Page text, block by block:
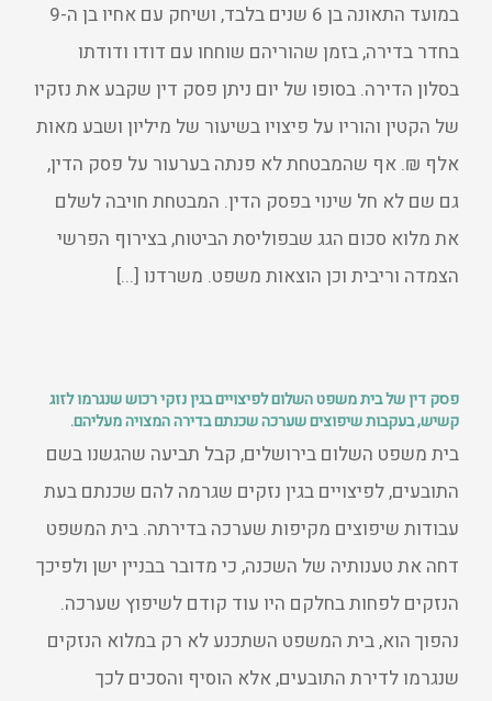
במועד התאונה בן 6 שנים בלבד, ושיחק עם אחיו בן ה-9
בחדר בדירה, בזמן שהוריהם שוחחו עם דודו ודודתו
בסלון הדירה. בסופו של יום ניתן פסק דין שקבע את נזקיו
של הקטין והוריו על פיצויו בשיעור של מיליון ושבע מאות
אלף ₪. אף שהמבטחת לא פנתה בערעור על פסק הדין,
גם שם לא חל שינוי בפסק הדין. המבטחת חויבה לשלם
את מלוא סכום הגג שבפוליסת הביטוח, בצירוף הפרשי
הצמדה וריבית וכן הוצאות משפט. משרדנו [...]
פסק דין של בית משפט השלום לפיצויים בגין נזקי רכוש שנגרמו לזוג
קשיש, בעקבות שיפוצים שערכה שכנתם בדירה המצויה מעליהם.
בית משפט השלום בירושלים, קבל תביעה שהגשנו בשם
התובעים, לפיצויים בגין נזקים שגרמה להם שכנתם בעת
עבודות שיפוצים מקיפות שערכה בדירתה. בית המשפט
דחה את טענותיה של השכנה, כי מדובר בבניין ישן ולפיכך
הנזקים לפחות בחלקם היו עוד קודם לשיפוץ שערכה.
נהפוך הוא, בית המשפט השתכנע לא רק במלוא הנזקים
שנגרמו לדירת התובעים, אלא הוסיף והסכים לכך